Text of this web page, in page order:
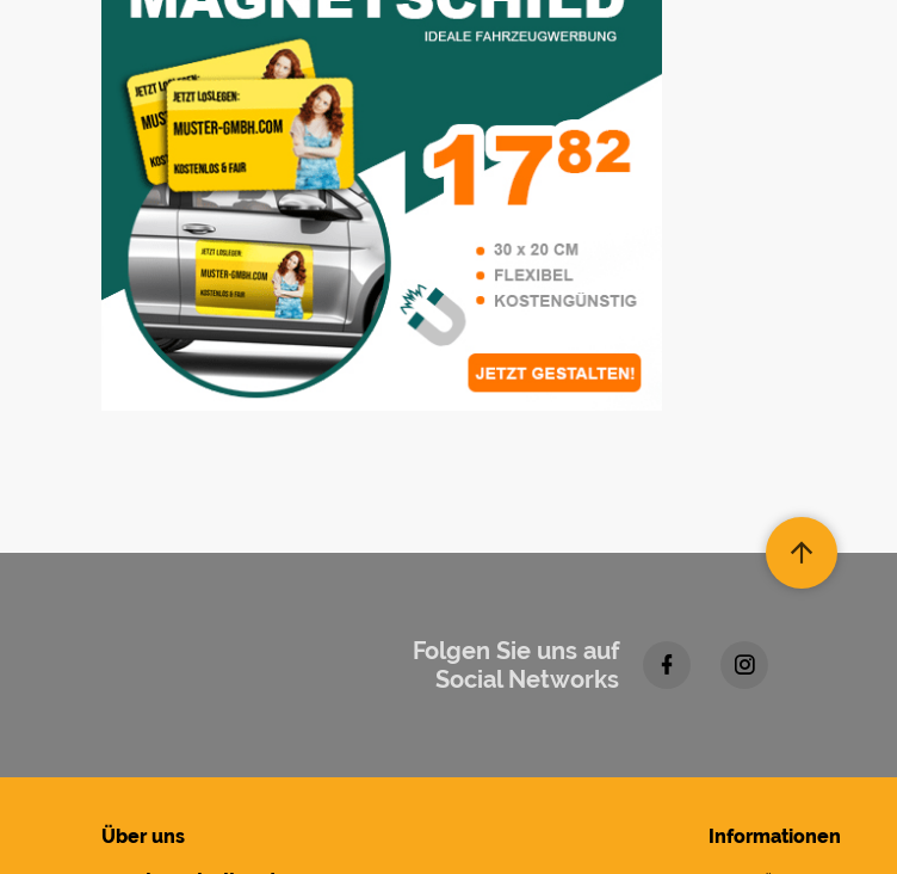
Folgen Sie uns auf
Social Networks
Über uns Informationen